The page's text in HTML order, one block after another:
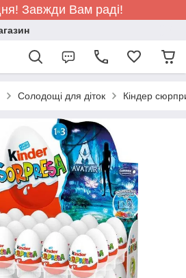
Завжди Вам раді!
Солодощі для діток Кіндер